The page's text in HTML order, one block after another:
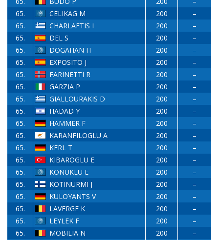
65.
CELIKAG M 200
–
65.
CHARLAFTIS I 200
–
65.
DEL S 200
–
65.
DOGAHAN H 200
–
65.
EXPOSITO J 200
–
65.
FARINETTI R 200
–
65.
GARZIA P 200
–
65.
GIALLOURAKIS D 200
–
65.
HADAD Y 200
–
65.
HAMMER F 200
–
65.
KARANFILOGLU A 200
–
65.
KERL T 200
–
65.
KIBAROGLU E 200
–
65.
KONUKLU E 200
–
65.
KOTINURMI J 200
–
65.
KULOYANTS V 200
–
65.
LAVERGE K 200
–
65.
LEYLEK F 200
–
65.
MOBILIA N 200
–